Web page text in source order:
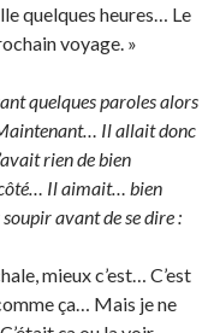
quelques heures… Le
voyage. »
quelques paroles alors
Il allait donc
rien de bien
Il aimait… bien
avant de se dire :
mieux c’est… C’est
ça… Mais je ne